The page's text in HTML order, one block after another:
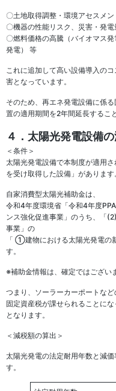
〇土地取得調整・環境アセスメン
〇機器の性能リスク、災害・発電
〇燃料価格の高騰（バイオマス
発電） 等
これに追加して高い設備導入の
害となっています。
そのため、再エネ発電設備に係
置の適用期間を2年間延長するこ
４．太陽光発電設備
＜条件＞
太陽光発電設備で本制度が適用
を受け取得した設備」があります
自家消費型太陽光補助金は、
令和4年度環境省「令和4年度
ンス強化促進事業」のうち、「
事業」の
「 ①建物における太陽光発電の
す。
※補助金情報は、確定ではござい
つまり、ソーラーカーポートなど
固定資産税が課せられることに
となります。
＜減税額の算出＞
太陽光発電の法定耐用年数と減
す。